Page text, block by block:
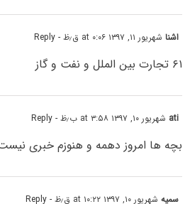
اشناشهریور ۱۱, ۱۳۹۷ at ۰:۰۶ ق٫ظ - Reply
۶۱ تجارت بین الملل و نفت و گاز
ati شهریور ۱۰, ۱۳۹۷ at ۳:۵۸ ب٫ظ - Reply
بچه ها امروز دهمه و هنوزم خبری
سمیهشهریور ۱۰, ۱۳۹۷ at ۱۰:۲۲ ق٫ظ - Reply